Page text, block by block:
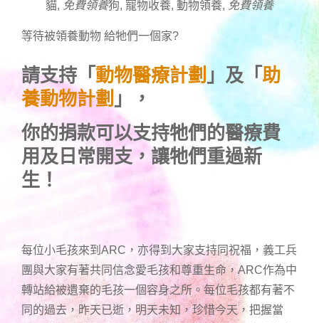
貓, 免費領養狗, 寵物收養, 動物領養, 免費領養
等待被領養動物 給牠們一個家?
請支持「 動物醫療計劃 」及「 助
養動物計劃 」，
你的捐款可以支持牠們的醫療費
用及日常開支，讓牠們重過新
生！
每位小毛孩來到ARC，亦得到大家支持同祝福，義工兵
團與大家有著共同信念愛毛孩和尊重生命，ARC作為中
轉站給被遺棄的毛孩一個容身之所。每位毛孩都有著不
同的過去，昨天已逝，明天未知，珍惜今天，把握當